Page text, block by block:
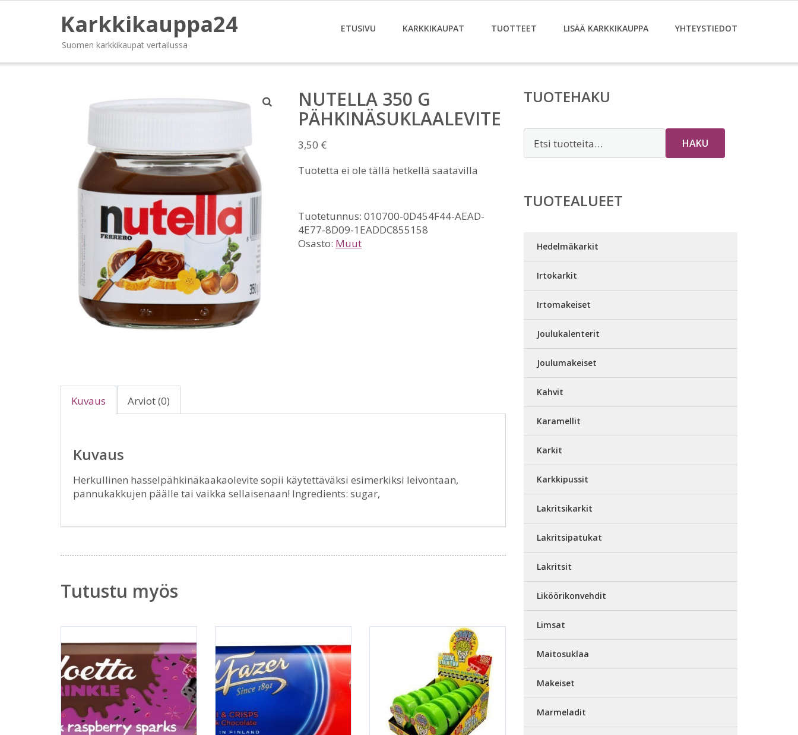
Karkkikauppa24
Suomen karkkikaupat vertailussa
ETUSIVU KARKKIKAUPAT TUOTTEET LISÄÄ KARKKIKAUPPA YHTEYSTIEDOT
NUTELLA 350 G
PÄHKINÄSUKLAALEVITE
3,50 €
Tuotetta ei ole tällä hetkellä saatavilla
Tuotetunnus: 010700-0D454F44-AEAD-
4E77-8D09-1EADDC855158
Osasto: Muut
Kuvaus Arviot (0)
Kuvaus
Herkullinen hasselpähkinäkaakaolevite sopii käytettäväksi esimerkiksi leivontaan,
pannukakkujen päälle tai vaikka sellaisenaan! Ingredients: sugar,
Tutustu myös
TUOTEHAKU
HAKU
TUOTEALUEET
Hedelmäkarkit
Irtokarkit
Irtomakeiset
Joulukalenterit
Joulumakeiset
Kahvit
Karamellit
Karkit
Karkkipussit
Lakritsikarkit
Lakritsipatukat
Lakritsit
Liköörikonvehdit
Limsat
Maitosuklaa
Makeiset
Marmeladit